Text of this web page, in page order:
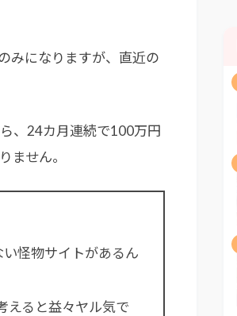
みになりますが、直近の
、24カ月連続で100万円
ません。
怪物サイトがあるん
えると益々ヤル気で